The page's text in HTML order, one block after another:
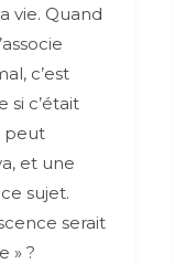
vie. Quand
c’est
c’était
peut
et une
sujet.
serait
» ?